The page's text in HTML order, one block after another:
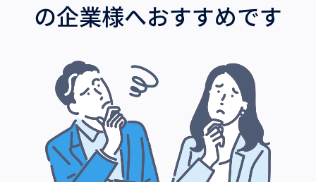
の企業様へおすすめです